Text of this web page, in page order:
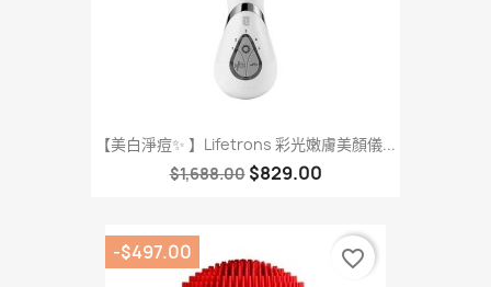
【美白淨痘✨ 】Lifetrons 彩光嫩膚美顏儀...
$1,688.00 $829.00
-$497.00 favorite_border